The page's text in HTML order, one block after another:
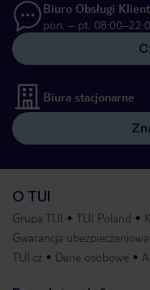
Biuro Obsługi
pon. – pt.
Biura stacjonarne
O TUI
Grupa TUI TUI Poland
Gwarancja ubezpieczeniowa
TUI.cz
Dane osobowe